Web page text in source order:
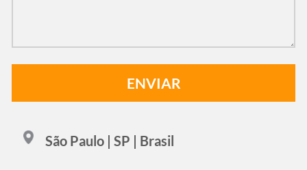
São Paulo | SP | Brasil